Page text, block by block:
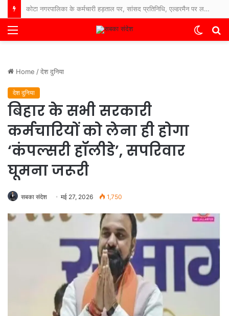
कोटा क्षेत्र नवागांव राशन दुकान में बड़ा घोटाला 6 माह से नहीं मिला राशन, जनपद सदस्य धर्मेंद्र देवांगन ने की कलेक्टर से शिकायत ।
Menu
Switch
Home /देश दुनिया
देश दुनिया
बिहार के सभी सरकारी
कर्मचारियों को लेना ही होगा
‘कंपल्सरी हॉलीडे’, सपरिवार
घूमना जरूरी
सबका संदेश मई 27, 2026 1,750